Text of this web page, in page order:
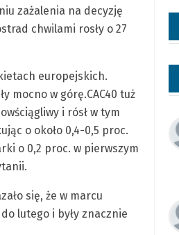
zażalenia na decyzję
chwilami rosły o 27
europejskich.
mocno w górę.CAC40 tuż
i rósł w tym
o około 0,4-0,5 proc.
o 0,2 proc. w pierwszym
się, że w marcu
lutego i były znacznie